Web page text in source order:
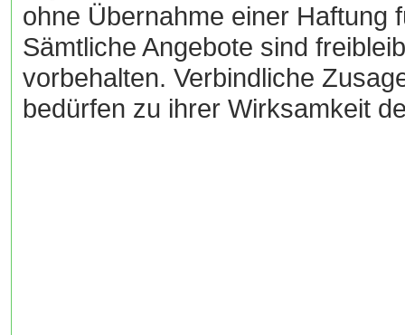
ohne Übernahme einer Haftung
Sämtliche Angebote sind
vorbehalten. Verbindliche
bedürfen zu ihrer Wirksamkeit